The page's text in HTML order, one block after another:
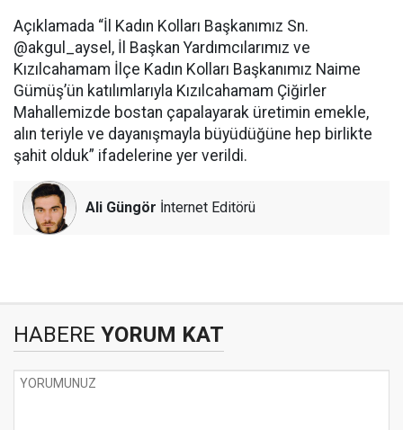
Açıklamada “İl Kadın Kolları Başkanımız Sn.
@akgul_aysel, İl Başkan Yardımcılarımız ve
Kızılcahamam İlçe Kadın Kolları Başkanımız Naime
Gümüş’ün katılımlarıyla Kızılcahamam Çiğirler
Mahallemizde bostan çapalayarak üretimin emekle,
alın teriyle ve dayanışmayla büyüdüğüne hep birlikte
şahit olduk” ifadelerine yer verildi.
Ali Güngör İnternet Editörü
HABERE YORUM KAT